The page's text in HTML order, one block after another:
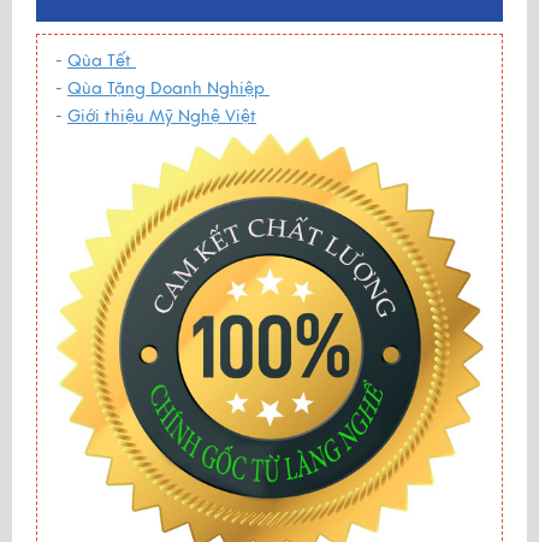
- Qùa Tết
- Qùa Tặng Doanh Nghiệp
- Giới thiệu Mỹ Nghệ Việt